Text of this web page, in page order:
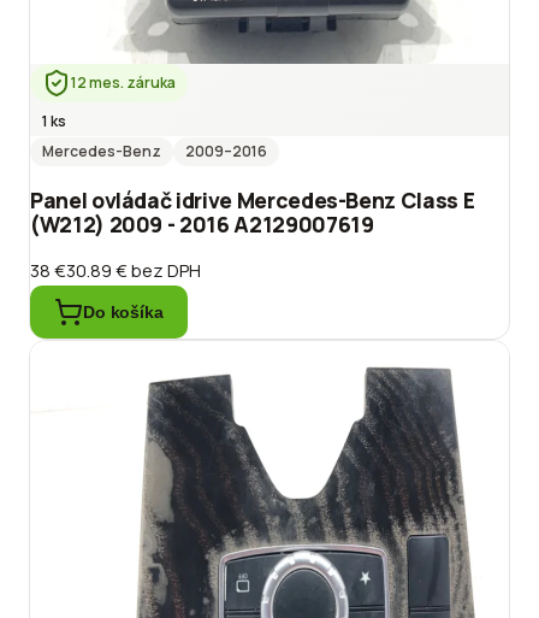
12 mes. záruka
1 ks
Mercedes-Benz
2009–2016
Panel ovládač idrive Mercedes-Benz Class E
(W212) 2009 - 2016 A2129007619
38 €30.89 €bez DPH
Do košíka